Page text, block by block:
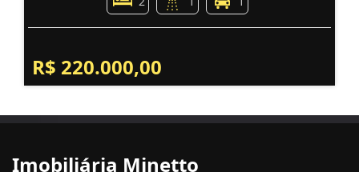
R$ 220.000,00
Imobiliária Minetto